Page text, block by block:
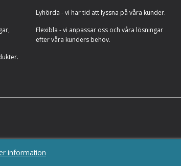
information
Lyhörda - vi har tid att lyssna på våra kunder.
Flexibla - vi anpassar oss och våra lösningar
efter våra kunders behov.